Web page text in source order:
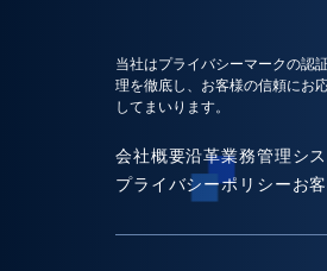
当社はプライバシーマークの認
理を徹底し、お客様の信頼にお
してまいります。
会社概要沿革業務管理シ
プライバシーポリシー お